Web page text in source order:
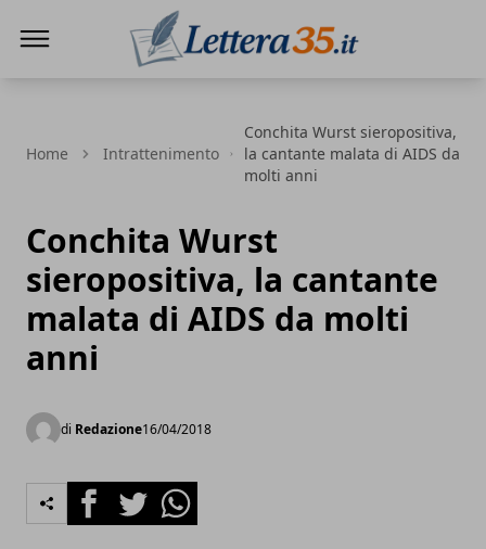
Home Intrattenimento
Conchita Wurst sieropositiva,
la cantante malata di AIDS da
molti anni
Conchita Wurst
sieropositiva, la cantante
malata di AIDS da molti
anni
di Redazione16/04/2018
FacebookTwitterWhatsapp